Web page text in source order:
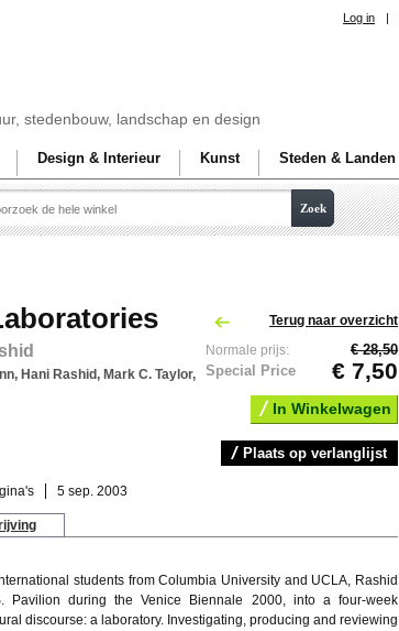
stedenbouw, landschap en design
Log in |
Design & Interieur Kunst Steden & Landen
Zoek
Terug naar overzicht
Normale prijs:
€ 28,50
Special Price
€ 7,50
In Winkelwagen
Plaats op verlanglijst
Hani Rashid, Mark C. Taylor,
5 sep. 2003
students from Columbia University and UCLA, Rashid
Pavilion during the Venice Biennale 2000, into a four-week
discourse: a laboratory. Investigating, producing and reviewing